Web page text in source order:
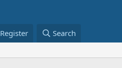
Register Search